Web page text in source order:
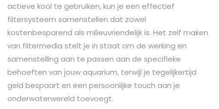
actieve kool te gebruiken, kun je een effectief
filtersysteem samenstellen dat zowel
kostenbesparend als milieuvriendelijk is. Het zelf maken
van filtermedia stelt je in staat om de werking en
samenstelling aan te passen aan de specifieke
behoeften van jouw aquarium, terwijl je tegelijkertijd
geld bespaart en een persoonlijke touch aan je
onderwaterwereld toevoegt.